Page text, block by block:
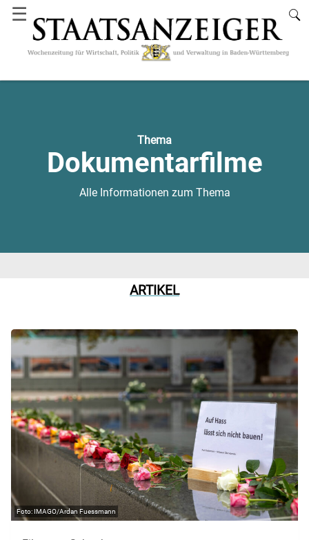
☰
Thema
Dokumentarfilme
Alle Informationen zum Thema
ARTIKEL
IMAGO/Ardan Fuessmann